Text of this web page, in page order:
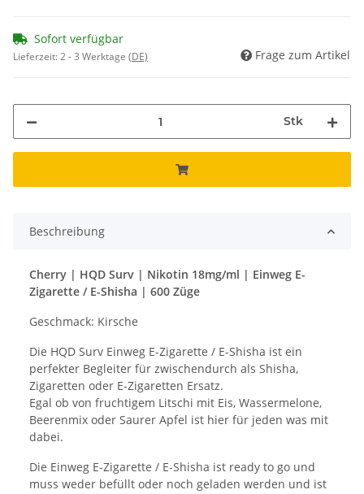
Sofort verfügbar
Lieferzeit:2 - 3 Werktage (DE) Frage zum Artikel
Stk
Beschreibung
Cherry | HQD Surv | Nikotin 18mg/ml | Einweg E-
Zigarette / E-Shisha | 600 Züge
Geschmack: Kirsche
Die HQD Surv Einweg E-Zigarette / E-Shisha ist ein
perfekter Begleiter für zwischendurch als Shisha,
Zigaretten oder E-Zigaretten Ersatz.
Egal ob von fruchtigem Litschi mit Eis, Wassermelone,
Beerenmix oder Saurer Apfel ist hier für jeden was mit
dabei.
Die Einweg E-Zigarette / E-Shisha ist ready to go und
muss weder befüllt oder noch geladen werden und ist